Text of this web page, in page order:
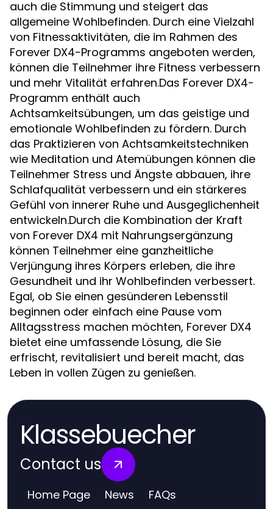
auch die Stimmung und steigert das
allgemeine Wohlbefinden. Durch eine Vielzahl
von Fitnessaktivitäten, die im Rahmen des
Forever DX4-Programms angeboten werden,
können die Teilnehmer ihre Fitness verbessern
und mehr Vitalität erfahren.Das Forever DX4-
Programm enthält auch
Achtsamkeitsübungen, um das geistige und
emotionale Wohlbefinden zu fördern. Durch
das Praktizieren von Achtsamkeitstechniken
wie Meditation und Atemübungen können die
Teilnehmer Stress und Ängste abbauen, ihre
Schlafqualität verbessern und ein stärkeres
Gefühl von innerer Ruhe und Ausgeglichenheit
entwickeln.Durch die Kombination der Kraft
von Forever DX4 mit Nahrungsergänzung
können Teilnehmer eine ganzheitliche
Verjüngung ihres Körpers erleben, die ihre
Gesundheit und ihr Wohlbefinden verbessert.
Egal, ob Sie einen gesünderen Lebensstil
beginnen oder einfach eine Pause vom
Alltagsstress machen möchten, Forever DX4
bietet eine umfassende Lösung, die Sie
erfrischt, revitalisiert und bereit macht, das
Leben in vollen Zügen zu genießen.
Klassebuecher
Contact us
Home Page News FAQs